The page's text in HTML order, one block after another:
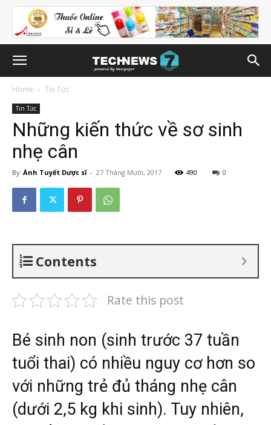
Home Tin Tức
Tin Tức
Những kiến thức về sơ sinh
nhẹ cân
By Ánh Tuyết Dược sĩ - 27 Tháng Mười, 2017 490 0
Contents
Rate this post
Bé sinh non (sinh trước 37 tuần
tuổi thai) có nhiều nguy cơ hơn so
với những trẻ đủ tháng nhẹ cân
(dưới 2,5 kg khi sinh). Tuy nhiên,